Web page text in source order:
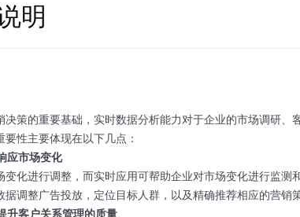
明
决策的重要基础，实时数据分析能力对于企业的市场调研
性主要体现在以下几点：
应市场变化
变化进行调整，而实时应用可帮助企业对市场变化进行监
调整广告投放，定位目标人群，以及精确推荐相应的营销
升客户关系管理的质量